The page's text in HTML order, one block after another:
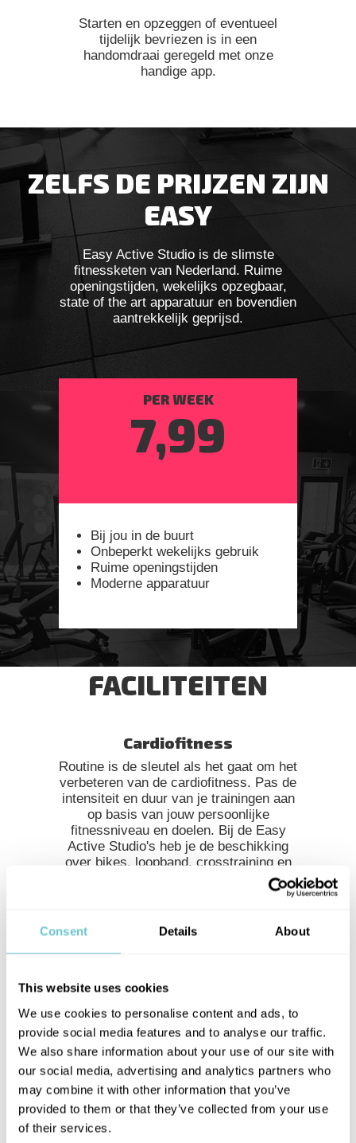
Consent Details About
This website uses cookies
We use cookies to personalise content and ads, to
provide social media features and to analyse our traffic.
We also share information about your use of our site with
our social media, advertising and analytics partners who
may combine it with other information that you’ve
provided to them or that they’ve collected from your use
of their services.
Starten en opzeggen of eventueel
tijdelijk bevriezen is in een
handomdraai geregeld met onze
handige app.
ZELFS DE PRIJZEN ZIJN
EASY
Easy Active Studio is de slimste
fitnessketen van Nederland. Ruime
openingstijden, wekelijks opzegbaar,
state of the art apparatuur en bovendien
aantrekkelijk geprijsd.
PER WEEK
7,99
Bij jou in de buurt
Onbeperkt wekelijks gebruik
Ruime openingstijden
Moderne apparatuur
FACILITEITEN
Fitness is een persoonlijke reis.
Regelmatig en constant trainen leidt tot
gezondheid en welzijn. Easy Active
fitnesstoestellen voor alle spiergroepen,
zoals chesspress, lat pulldown,
shoulder press, leg press en veel meer.
Functionele training
Functionele training is een
trainingsmethode die zich richt op het
Cardiofitness
Routine is de sleutel als het gaat om het
verbeteren van de cardiofitness. Pas de
intensiteit en duur van je trainingen aan
op basis van jouw persoonlijke
fitnessniveau en doelen. Bij de Easy
Active Studio's heb je de beschikking
over bikes, loopband, crosstraining en